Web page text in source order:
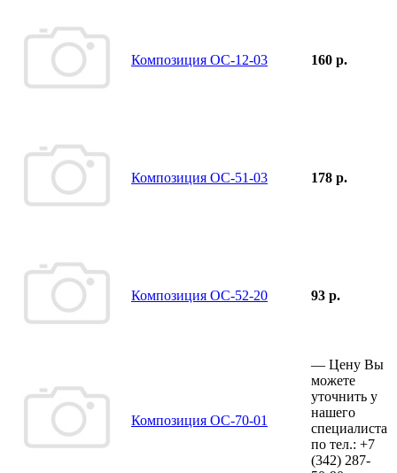
Композиция ОС-12-03 160 р.
Композиция ОС-51-03 178 р.
Композиция ОС-52-20 93 р.
Композиция ОС-70-01
— Цену Вы
можете
уточнить у
нашего
специалиста
по тел.: +7
(342) 287-